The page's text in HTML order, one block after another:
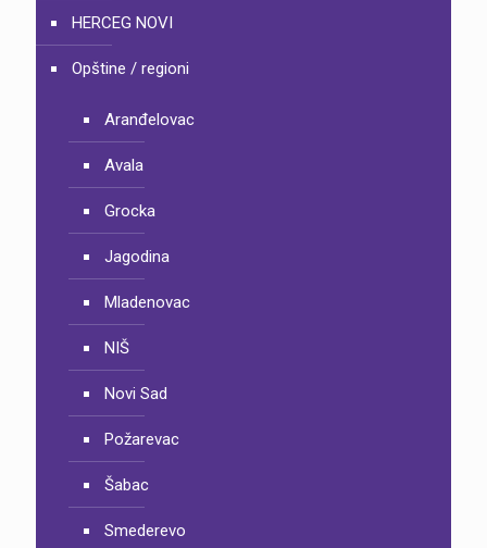
HERCEG NOVI
Opštine / regioni
Aranđelovac
Avala
Grocka
Jagodina
Mladenovac
NIŠ
Novi Sad
Požarevac
Šabac
Smederevo